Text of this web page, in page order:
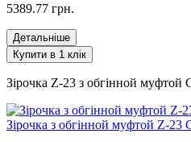
5389.77 грн.
Детальніше
Купити в 1 клік
Зірочка Z-23 з обгінной муфтой
Зірочка з обгінной муфтой Z-23